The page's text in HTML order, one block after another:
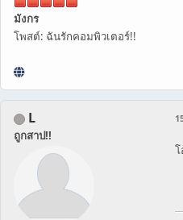
มังกร
โพสต์: ฉันรักคอมพิวเตอร์!!
L
ถูกสาป!!